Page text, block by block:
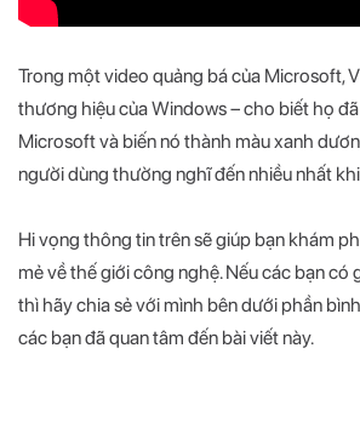
Trong một video quảng bá của Microsoft,
thương hiệu của Windows – cho biết họ
Microsoft và biến nó thành màu xanh
người dùng thường nghĩ đến nhiều nhất
Hi vọng thông tin trên sẽ giúp bạn khám
mẻ về thế giới công nghệ. Nếu các bạn có
thì hãy chia sẻ với mình bên dưới phần
các bạn đã quan tâm đến bài viết này.